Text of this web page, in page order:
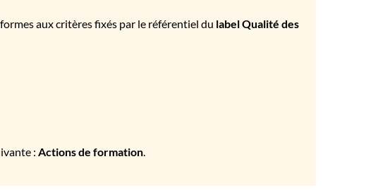
aux critères fixés par le référentiel du label Qualité des
: Actions de formation.